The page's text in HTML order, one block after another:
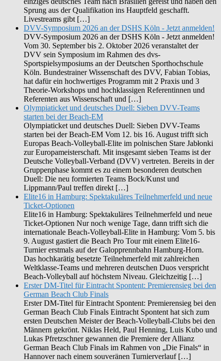
Sprung aus der Qualifikation ins Hauptfeld geschafft.
Livestreams gibt […]
DVV-Symposium 2026 an der DSHS Köln - Jetzt anmelden!
DVV-Symposium 2026 an der DSHS Köln - Jetzt anmelden!
Vom 30. September bis 2. Oktober 2026 veranstaltet der
DVV sein Symposium im Rahmen des dvs-
Sportspielsymposiums an der Deutschen Sporthochschule
Köln. Bundestrainer Wissenschaft des DVV, Fabian Tobias,
hat dafür ein hochwertiges Programm mit 2 Praxis und 3
Theorie-Workshops und hochklassigen Referentinnen und
Referenten aus Wissenschaft und […]
Olympiaticket und deutsches Duell: Sieben DVV-Teams
starten bei der Beach-EM
Olympiaticket und deutsches Duell: Sieben DVV-Teams
starten bei der Beach-EM Vom 12. bis 16. August trifft sich
Europas Beach-Volleyball-Elite im polnischen Stare Jabłonki
zur Europameisterschaft. Mit insgesamt sieben Teams ist der
Deutsche Volleyball-Verband (DVV) vertreten. Bereits in der
Gruppenphase kommt es zu einem besonderen deutschen
Duell: Die neu formierten Teams Bock/Kunst und
Lippmann/Paul treffen direkt […]
Elite16 in Hamburg: Spektakuläres Teilnehmerfeld und neue
Ticket-Optionen
Elite16 in Hamburg: Spektakuläres Teilnehmerfeld und neue
Ticket-Optionen Nur noch wenige Tage, dann trifft sich die
internationale Beach-Volleyball-Elite in Hamburg: Vom 5. bis
9. August gastiert die Beach Pro Tour mit einem Elite16-
Turnier erstmals auf der Galopprennbahn Hamburg-Horn.
Das hochkarätig besetzte Teilnehmerfeld mit zahlreichen
Weltklasse-Teams und mehreren deutschen Duos verspricht
Beach-Volleyball auf höchstem Niveau. Gleichzeitig […]
Erster DM-Titel für Eintracht Spontent: Premierensieg bei den
German Beach Club Finals
Erster DM-Titel für Eintracht Spontent: Premierensieg bei den
German Beach Club Finals Eintracht Spontent hat sich zum
ersten Deutschen Meister der Beach-Volleyball-Clubs bei den
Männern gekrönt. Niklas Held, Paul Henning, Luis Kubo und
Lukas Pfretzschner gewannen die Premiere der Allianz
German Beach Club Finals im Rahmen von „Die Finals“ in
Hannover nach einem souveränen Turnierverlauf […]